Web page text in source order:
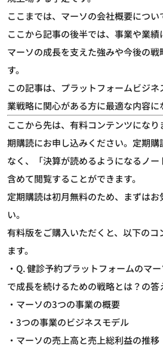
ここまでは、マーソの会社概要につい
ここから記事の後半では、事業や業績
マーソの成長を支えた強みや今後の
す。
この記事は、プラットフォームビジ
業戦略に関心がある方に最適な内容に
ここから先は、有料コンテンツにな
期購読にお申し込みください。定期
なく、「決算が読めるようになるノ
含めて閲覧することができます。
定期購読は初月無料のため、まずは
い。
有料版をご購入いただくと、以下の
ます。
・Q. 健診予約プラットフォームのマ
で成長を続けるための戦略とは？の答
・マーソの3つの事業の概要
・3つの事業のビジネスモデル
・マーソの売上高と売上総利益の推移